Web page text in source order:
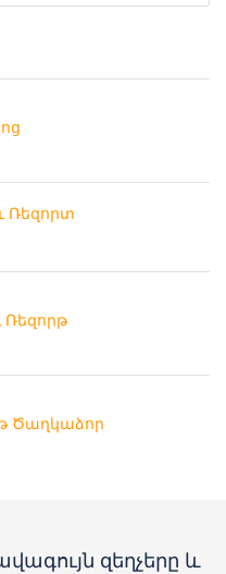
Ռեզորտ
Ռեզորթ
Ծաղկաձոր
զեղչերը և